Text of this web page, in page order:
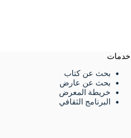
خدمات
بحث عن كتاب
بحث عن عارض
خريطة المعرض
البرنامج الثقافي